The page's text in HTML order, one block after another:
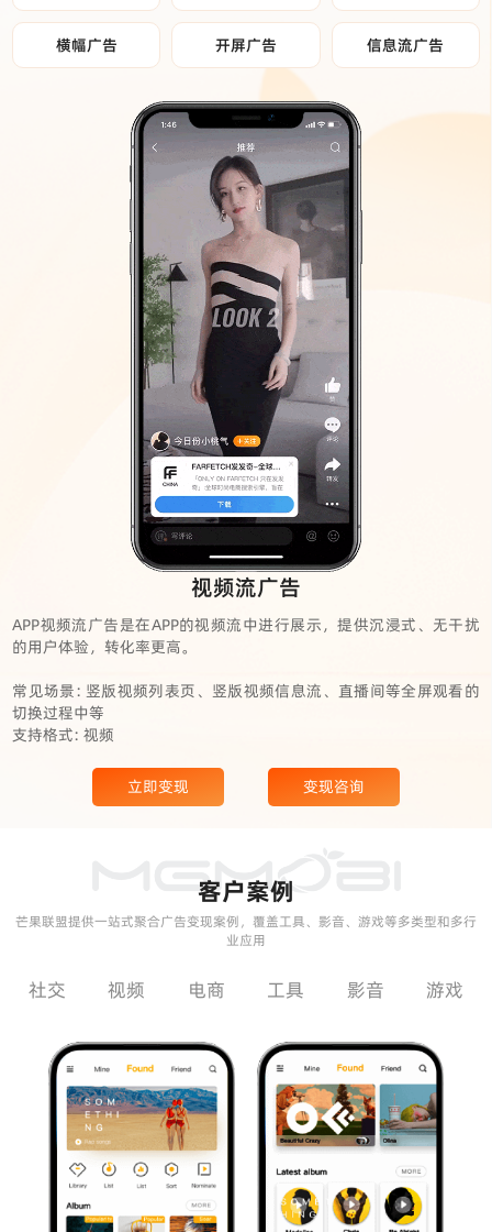
横幅广告 开屏广告 信息流广告
视频流广告
APP视频流广告是在APP的视频流中进行展示，提供沉浸式、无干扰
的用户体验，转化率更高。
常见场景: 竖版视频列表页、竖版视频信息流、直播间等全屏观看的
切换过程中等
支持格式: 视频
立即变现 变现咨询
客户案例
芒果联盟提供一站式聚合广告变现案例，覆盖工具、影音、游戏等多类型和多行
业应用
社交 视频 电商 工具 影音 游戏